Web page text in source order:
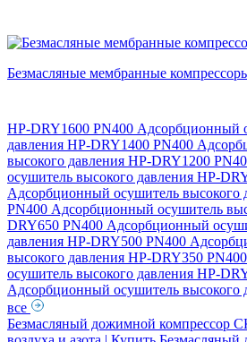
Безмасляные мембранные
HP-DRY1600 PN400 Адсорбционный
давления HP-DRY1400 PN400
высокого давления HP-DRY1200
осушитель высокого давления HP-
Адсорбционный осушитель высокого
PN400 Адсорбционный осушитель
DRY650 PN400 Адсорбционный
давления HP-DRY500 PN400
высокого давления HP-DRY350
осушитель высокого давления HP-
Адсорбционный осушитель высокого
все
Безмасляный дожимной компрессор